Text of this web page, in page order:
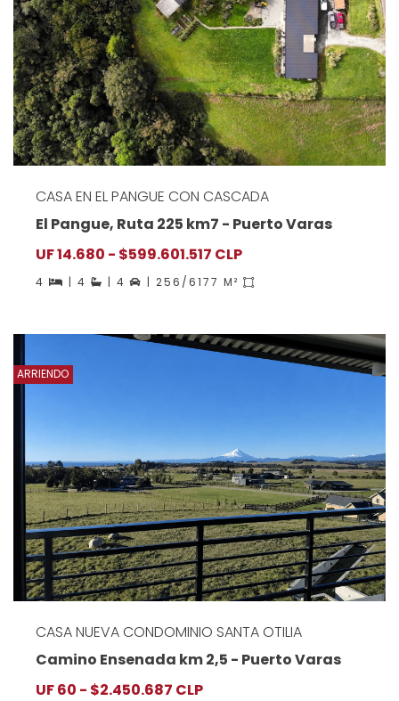
CASA EN EL PANGUE CON CASCADA
El Pangue, Ruta 225 km7 - Puerto Varas
UF 14.680 - $599.601.517 CLP
4 | 4 | 4 | 256/6177 M²
ARRIENDO
CASA NUEVA CONDOMINIO SANTA OTILIA
Camino Ensenada km 2,5 - Puerto Varas
UF 60 - $2.450.687 CLP